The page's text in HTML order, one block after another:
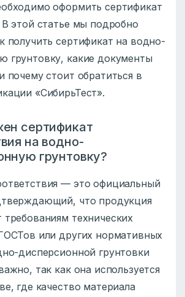
оформить сертификат
В этой статье мы подробно
получить сертификат на водно-
грунтовку, какие документы
почему стоит обратиться в
«СибирьТест».
сертификат
на водно-
грунтовку?
— это официальный
что продукция
требованиям технических
или других нормативных
дисперсионной грунтовки
так как она используется
где качество материала